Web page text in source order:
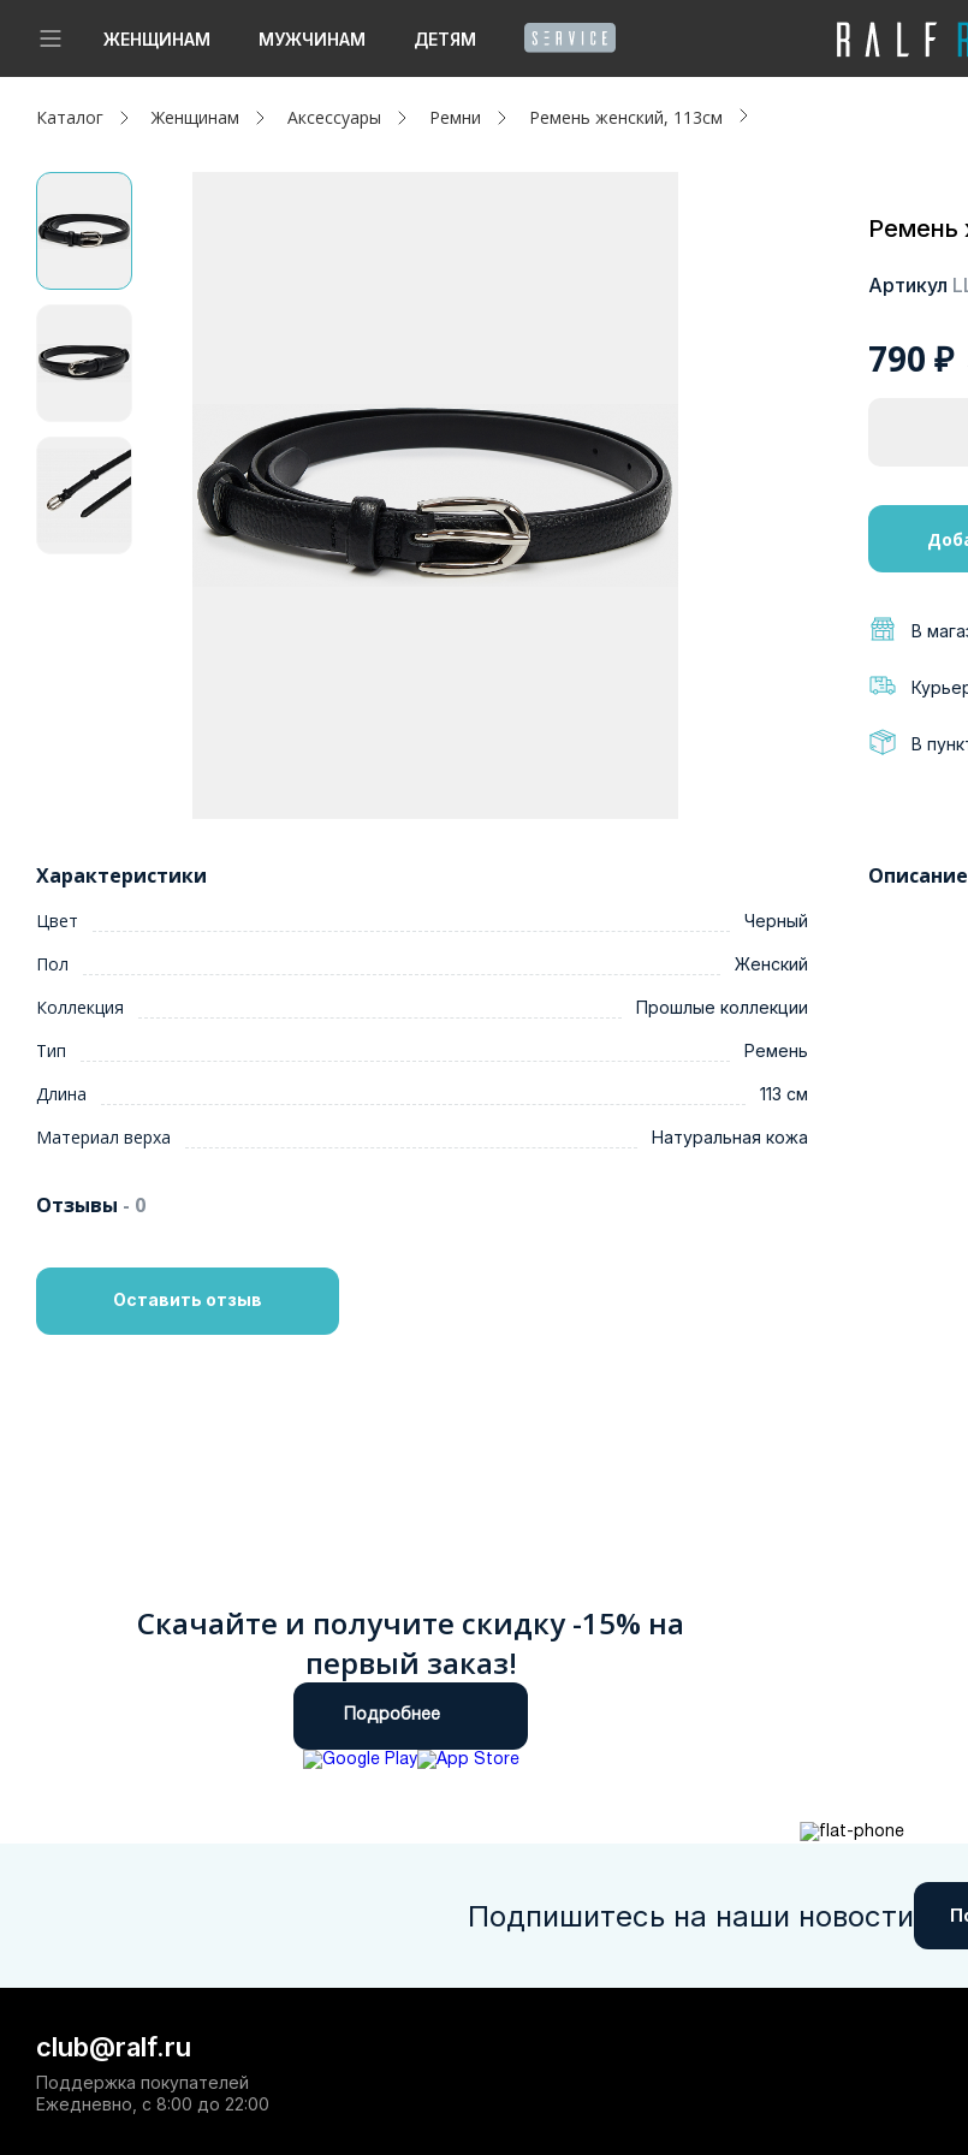
ЖЕНЩИНАМ МУЖЧИНАМ ДЕТЯМ
Новинки
Женщинам
Мужчинам
Капсула
Акции / Новости
Адреса магазинов
Каталог Женщинам Аксессуары Ремни Ремень женский, 113см
Ремень
Артикул
790 ₽
В
В
Характеристики
Цвет Черный
Пол Женский
Коллекция Прошлые коллекции
Тип Ремень
Длина 113 см
Материал верха Натуральная кожа
Отзывы - 0
Оставить отзыв
Скачайте и получите скидку -15% на
первый заказ!
Подробнее
Подпишитесь на наши новости
club@ralf.ru
Поддержка покупателей
Ежедневно, с 8:00 до 22:00